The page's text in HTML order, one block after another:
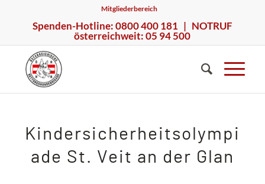
Mitgliederbereich
Spenden-Hotline: 0800 400 181 | NOTRUF
österreichweit: 05 94 500
Kindersicherheitsolympi
ade St. Veit an der Glan